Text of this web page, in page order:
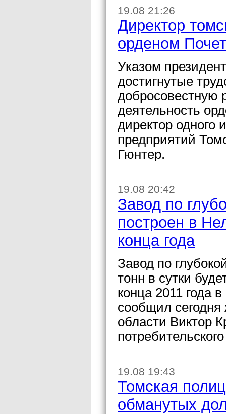
19.08 21:26
Директор
орденом
Указом
достигнутые
добросовестную
деятельность
директор одного
предприятий
Гюнтер.
19.08 20:42
Завод по
построен в
конца года
Завод по
тонн в сутки
конца 2011 года
сообщил сегодня
области Виктор
19.08 19:43
Томская
обманутых